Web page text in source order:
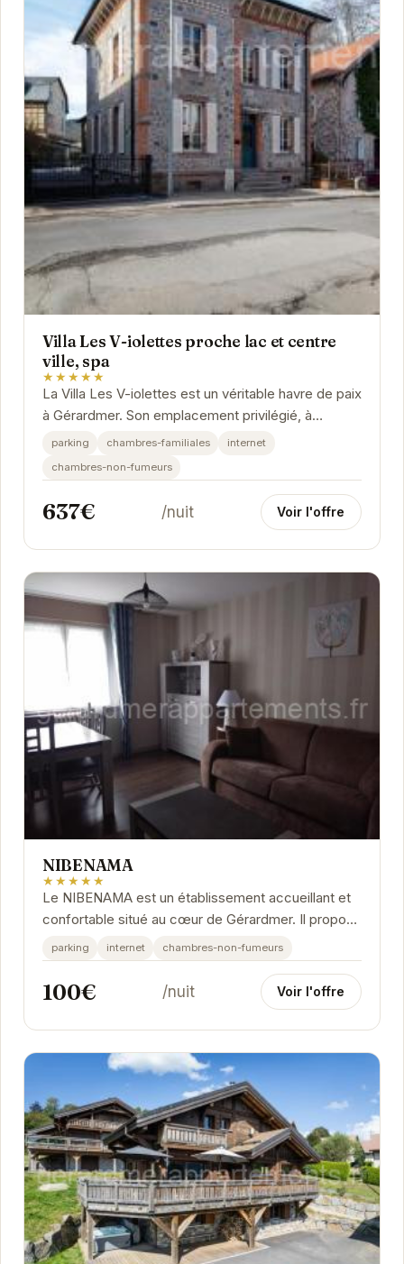
Villa Les V-iolettes proche lac et centre
ville, spa
★★★★★
La Villa Les V-iolettes est un véritable havre de paix
à Gérardmer. Son emplacement privilégié, à
proximité du lac et du centre-ville, en fait...
parking chambres-familiales
internet
chambres-non-fumeurs
637€ /nuit Voir l'offre
NIBENAMA
★★★★★
Le NIBENAMA est un établissement accueillant et
confortable situé au cœur de Gérardmer. Il propose
des chambres bien équipées et un service...
parking internet chambres-non-fumeurs
100€ /nuit Voir l'offre